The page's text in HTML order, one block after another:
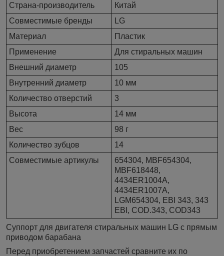
Страна-производитель
Китай
Совместимые бренды
LG
Материал
Пластик
Применение
Для стиральных машин
Внешний диаметр
105
Внутренний диаметр
10 мм
Количество отверстий
3
Высота
14 мм
Вес
98 г
Количество зубцов
14
Совместимые артикулы
654304, MBF654304,
MBF618448,
4434ER1004A,
4434ER1007A,
LGM654304, EBI 343, 343
EBI, COD.343, COD343
Суппорт для двигателя стиральных машин LG с прямым
приводом барабана
Перед приобретением запчастей сравните их по